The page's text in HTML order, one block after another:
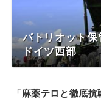
パトリオット
ドイツ西部
「麻薬テロと徹底